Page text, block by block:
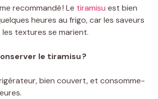
recommandé ! Le tiramisu est bien
heures au frigo, car les saveurs
les textures se marient.
le tiramisu ?
bien couvert, et consomme-